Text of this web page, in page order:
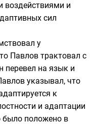
воздействиями и
сил
у
Павлов трактовал с
перевел на язык и
указывал, что
к
и адаптации
было положено в